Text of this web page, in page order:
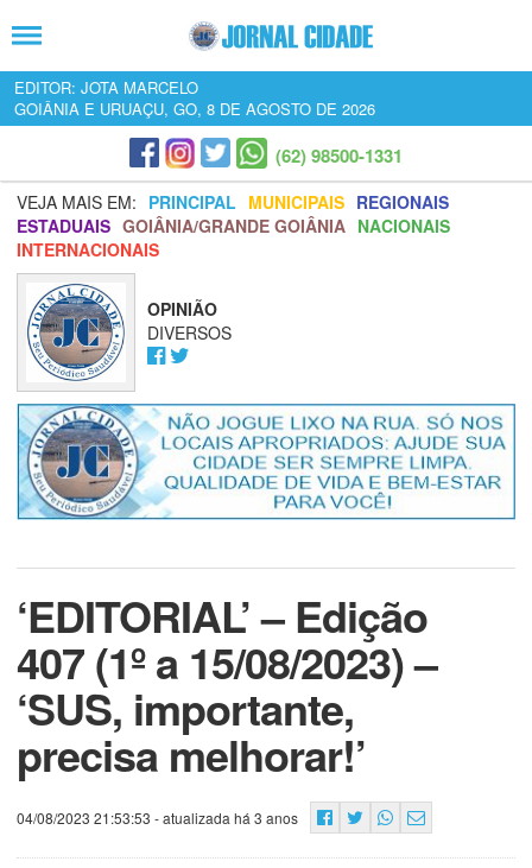
EDITOR: JOTA MARCELO
GOIÂNIA E URUAÇU, GO, 8 DE AGOSTO DE 2026
(62) 98500-1331
VEJA MAIS EM: PRINCIPAL MUNICIPAIS REGIONAIS
ESTADUAIS GOIÂNIA/GRANDE GOIÂNIA NACIONAIS
INTERNACIONAIS
OPINIÃO
DIVERSOS
‘EDITORIAL’ – Edição
407 (1º a 15/08/2023) –
‘SUS, importante,
precisa melhorar!’
04/08/2023 21:53:53 - atualizada há 3 anos